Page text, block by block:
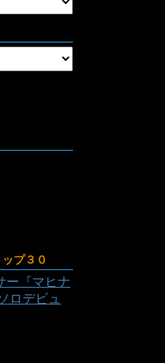
プ３０
ー『マヒナ
ロデビュ